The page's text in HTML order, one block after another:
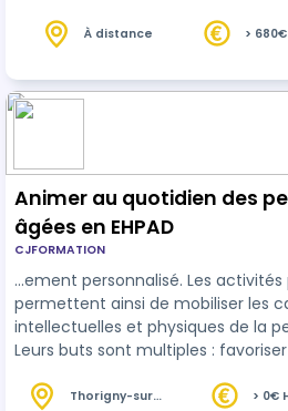
et apai santes aux parents. Une
l’allaitement maternel, tout en
respect l’alimentation artificielle.
À distance > 680€
Animer au quotidien des
âgées en EHPAD
CJFORMATION
…ement personnalisé. Les activités
permettent ainsi de mobiliser les capacités
intellectuelles et physiques de la
Leurs buts sont multiples :
liensocialetc. La formation a
Thorigny-sur-
> 0€